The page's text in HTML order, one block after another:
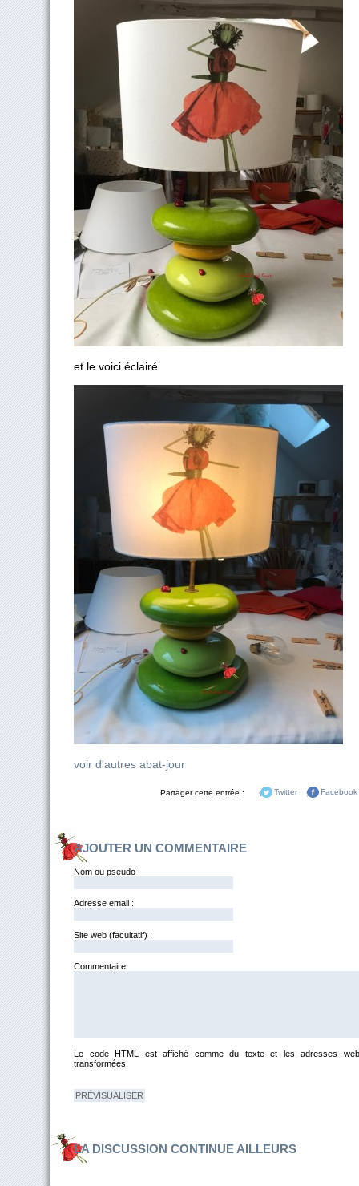
et le voici éclairé
voir d'autres abat-jour
Partager cette entrée : Twitter Facebook
AJOUTER UN COMMENTAIRE
Nom ou pseudo :
Adresse email :
Site web (facultatif) :
Le code HTML est affiché comme du texte et les adresses web
transformées.
LA DISCUSSION CONTINUE AILLEURS